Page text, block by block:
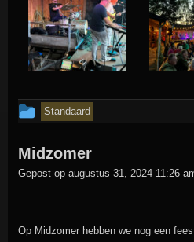
Dit
is
geplaatst
Standaard
Midzomer
Gepost op augustus 31, 2024 11:26
Op Midzomer hebben we nog een